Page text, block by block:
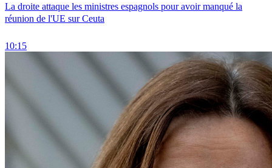
La droite attaque les ministres espagnols pour avoir manqué la
réunion de l'UE sur Ceuta
10:15